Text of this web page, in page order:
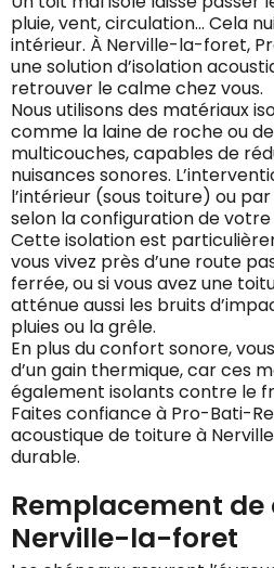
pluie, vent, circulation… Cela
intérieur. À Nerville-la-foret,
une solution d’isolation
retrouver le calme chez vous.
Nous utilisons des matériaux
comme la laine de roche ou
multicouches, capables de
nuisances sonores.
l’intérieur (sous toiture) ou
selon la configuration de
Cette isolation est
vous vivez près d’une route
ferrée, ou si vous avez une
atténue aussi les bruits
pluies ou la grêle.
En plus du confort sonore,
d’un gain thermique, car ces
également isolants contre le
Faites confiance à Pro-Bati-
acoustique de toiture à
durable.
Remplacement
Nerville-la-foret